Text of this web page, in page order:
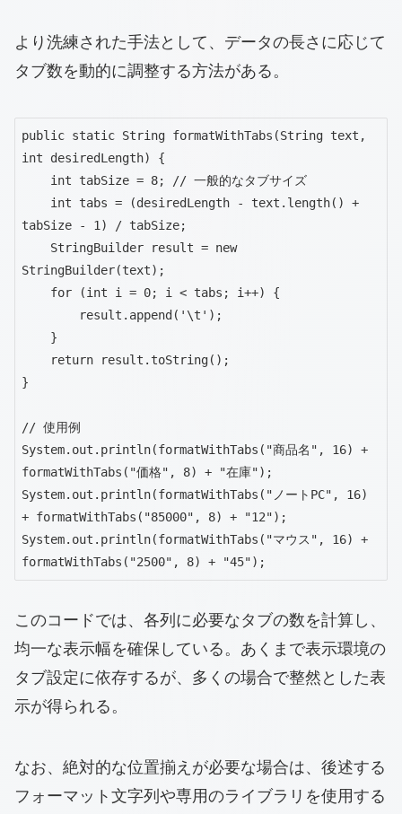
より洗練された手法として、データの長さに応じて
タブ数を動的に調整する方法がある。
public static String formatWithTabs(String text,
int desiredLength) {
tabSize - 1) / tabSize;
StringBuilder(text);
}
// 使用例
System.out.println(formatWithTabs("商品名", 16) +
formatWithTabs("価格", 8) + "在庫");
System.out.println(formatWithTabs("ノートPC", 16)
+ formatWithTabs("85000", 8) + "12");
System.out.println(formatWithTabs("マウス", 16) +
formatWithTabs("2500", 8) + "45");
このコードでは、各列に必要なタブの数を計算し、
均一な表示幅を確保している。あくまで表示環境の
タブ設定に依存するが、多くの場合で整然とした表
示が得られる。
なお、絶対的な位置揃えが必要な場合は、後述する
フォーマット文字列や専用のライブラリを使用する